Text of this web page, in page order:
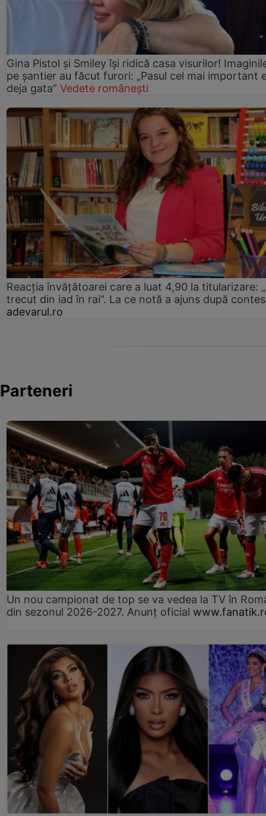
Gina Pistol și Smiley își ridică casa visurilor!
pe șantier au făcut furori: „Pasul cel mai important
deja gata” Vedete românești
Reacția învățătoarei care a luat 4,90 la titularizare:
trecut din iad în rai”. La ce notă a ajuns după
adevarul.ro
Parteneri
Un nou campionat de top se va vedea la TV în
din sezonul 2026-2027. Anunț oficial